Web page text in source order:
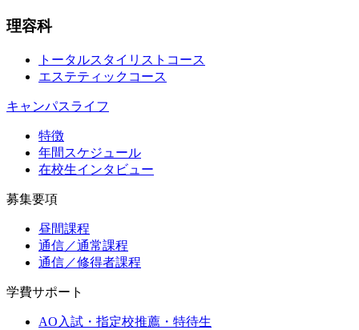
理容科
トータルスタイリストコース
エステティックコース
キャンパスライフ
特徴
年間スケジュール
在校生インタビュー
募集要項
昼間課程
通信／通常課程
通信／修得者課程
学費サポート
AO入試・指定校推薦・特待生